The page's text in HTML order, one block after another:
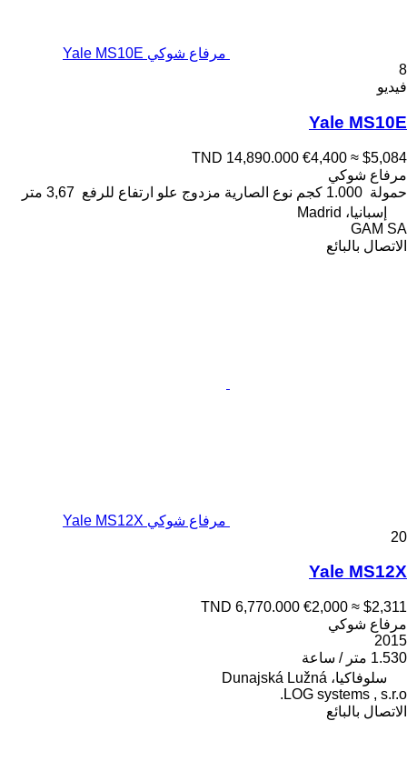
مرفاع شوكي Yale MS10E
8
فيديو
Yale MS10E
TND 14,890.000 €4,400 ≈ $5,084
مرفاع شوكي
حمولة 1.000 كجم نوع الصارية مزدوج علو ارتفاع للرفع 3,67 متر
إسبانيا، Madrid
GAM SA
الاتصال بالبائع
مرفاع شوكي Yale MS12X
20
Yale MS12X
TND 6,770.000 €2,000 ≈ $2,311
مرفاع شوكي
2015
1.530 متر / ساعة
سلوفاكيا، Dunajská Lužná
LOG systems , s.r.o.
الاتصال بالبائع